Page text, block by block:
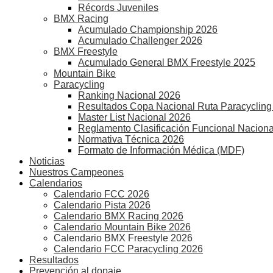
Récords Juveniles
BMX Racing
Acumulado Championship 2026
Acumulado Challenger 2026
BMX Freestyle
Acumulado General BMX Freestyle 2025
Mountain Bike
Paracycling
Ranking Nacional 2026
Resultados Copa Nacional Ruta
Master List Nacional 2026
Reglamento Clasificación Funcional Nacional
Normativa Técnica 2026
Formato de Información Médica (MDF)
Noticias
Nuestros Campeones
Calendarios
Calendario FCC 2026
Calendario Pista 2026
Calendario BMX Racing 2026
Calendario Mountain Bike 2026
Calendario BMX Freestyle 2026
Calendario FCC Paracycling 2026
Resultados
Prevención al dopaje